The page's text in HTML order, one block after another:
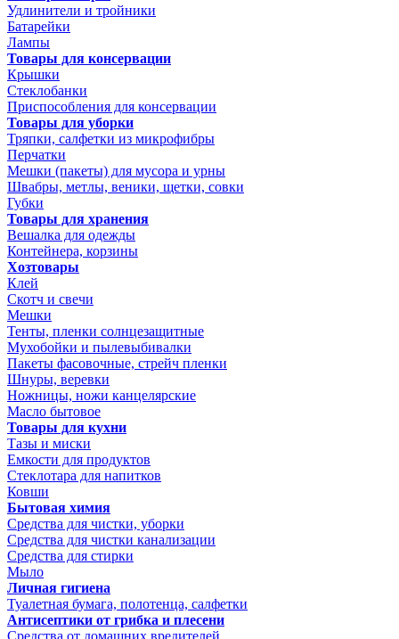
Удлинители и тройники
Батарейки
Лампы
Товары для консервации
Крышки
Стеклобанки
Приспособления для консервации
Товары для уборки
Тряпки, салфетки из микрофибры
Перчатки
Мешки (пакеты) для мусора и урны
Швабры, метлы, веники, щетки, совки
Губки
Товары для хранения
Вешалка для одежды
Контейнера, корзины
Хозтовары
Клей
Скотч и свечи
Мешки
Тенты, пленки солнцезащитные
Мухобойки и пылевыбивалки
Пакеты фасовочные, стрейч пленки
Шнуры, веревки
Ножницы, ножи канцелярские
Масло бытовое
Товары для кухни
Тазы и миски
Емкости для продуктов
Стеклотара для напитков
Ковши
Бытовая химия
Средства для чистки, уборки
Средства для чистки канализации
Средства для стирки
Мыло
Личная гигиена
Туалетная бумага, полотенца, салфетки
Антисептики от грибка и плесени
Средства от домашних вредителей